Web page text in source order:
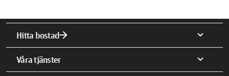
Hitta bostadarrow_forward expand_more
Våra tjänster expand_more